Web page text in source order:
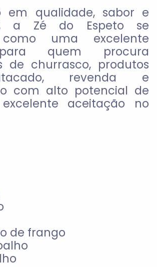
em qualidade, sabor e
a Zé do Espeto se
uma excelente
quem procura
de churrasco, produtos
revenda e
com alto potencial de
aceitação no
de frango